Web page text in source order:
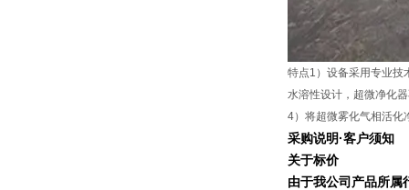
特点1）设备采用专业技
水溶性设计，超微净化
4）将超微雾化气相活化
采购说明·客户须知
关于标价
由于我公司产品所属